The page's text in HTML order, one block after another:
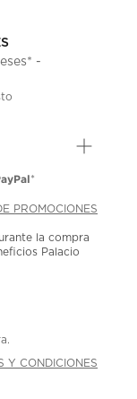
-
*
PROMOCIONES
la compra
Palacio
Y CONDICIONES